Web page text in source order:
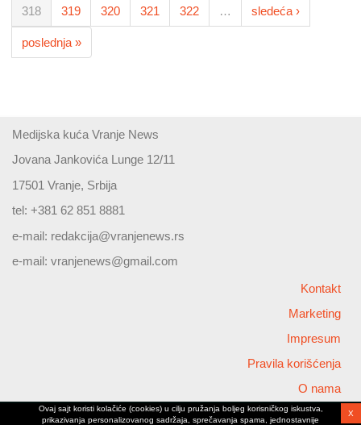
318 319 320 321 322 … sledeća ›
poslednja »
Medijska kuća Vranje News
Jovana Jankovića Lunge 12/11
17501 Vranje, Srbija
tel: +381 62 851 8881
e-mail: redakcija@vranjenews.rs
e-mail: vranjenews@gmail.com
Kontakt
Marketing
Impresum
Pravila korišćenja
O nama
Copyright © 2026 Vranjenews
Ovaj sajt koristi kolačiće (cookies) u cilju pružanja boljeg korisničkog iskustva,
prikazivanja personalizovanog sadržaja, sprečavanja spama, jednostavnije
X